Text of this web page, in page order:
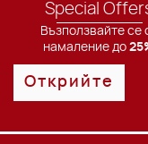
Special
Възползвайте се
намаление до
Открийте